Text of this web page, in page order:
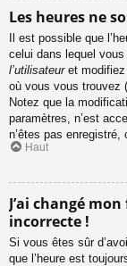
Les heures ne
Il est possible que
celui dans lequel
l’utilisateuret modifiez
où vous vous trouvez
Notez que la
paramètres, n’est
n’êtes pas enregistré,
Haut
J’ai changé
incorrecte !
Si vous êtes sûr
que l’heure est